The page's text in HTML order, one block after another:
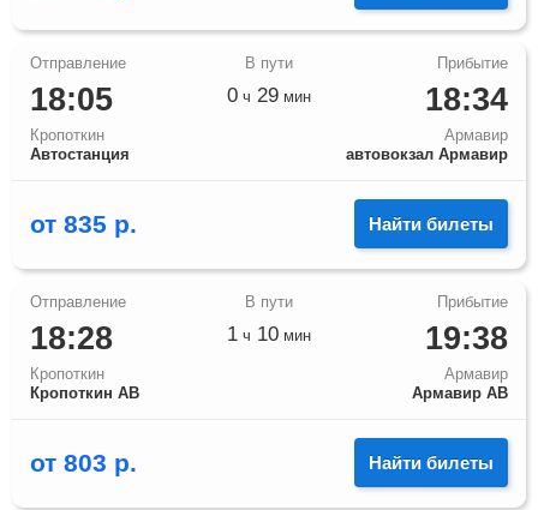
18:05
Кропоткин
Автостанция
18:34
Армавир
автовокзал Армавир
0 ч 29 мин
от 835 р. Найти билеты
18:28
Кропоткин
Кропоткин АВ
19:38
Армавир
Армавир АВ
1 ч 10 мин
от 803 р. Найти билеты